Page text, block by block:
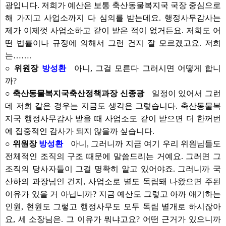
광입니다. 저희가 예산은 보통 축산동물복지국 국장 중심으로
해 가지고 사업소까지 다 심의를 받는데요. 행정사무감사는
제가 이제껏 사업소하고 같이 받은 적이 없거든요. 저희도 어
떤 법률이나 규정에 의해서 그런 건지 잘 모르겠고요. 저희
는…….
○ 위원장 방성환
아니, 그걸 모른다 그러시면 어떻게 합니
까?
○ 축산동물복지국축산정책과장 신종광
일정이 있어서 그런
데 저희 같은 경우는 지금도 생각은 그렇습니다. 축산동물복
지국 행정사무감사 받을 때 사업소도 같이 받으면 더 한꺼번
에 집중적인 감사가 되지 않을까 싶습니다.
○ 위원장 방성환
아니, 그러니까 지금 여기 우리 위원님들도
전체적인 조직의 구조 때문에 말씀드리는 거예요. 그러면 그
조직의 당사자들이 그걸 명확히 알고 있어야죠. 그러니까 국
산하의 과장님인 건지, 사업소로 별도 독립돼 나왔으면 주된
이유가 있을 거 아닙니까? 지금 예산도 그렇고 아까 얘기하는
인원, 현원도 그렇고 행정사무도 모두 독립 별개로 하시잖아
요, 세 소장님은. 그 이유가 뭐냐고요? 어떤 근거가 있으니까